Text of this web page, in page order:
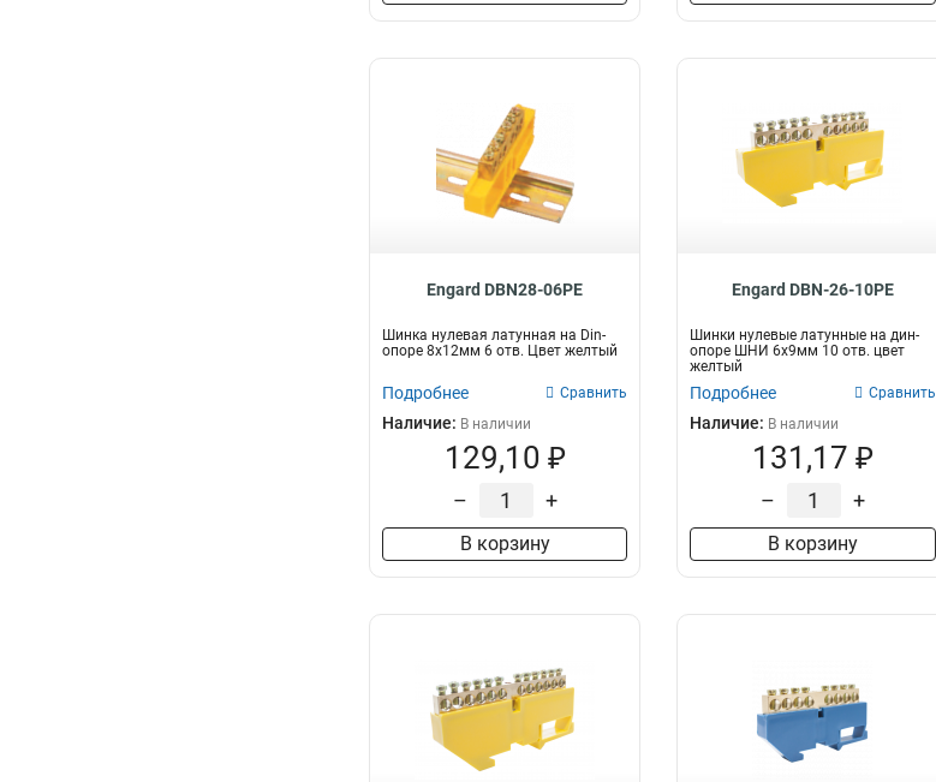
Engard DBN28-06PE
Шинка нулевая латунная на Din-
опоре 8х12мм 6 отв. Цвет желтый
Подробнее Сравнить
Наличие: В наличии
129,10 ₽
– +
В корзину
Engard DBN-26-10PE
Шинки нулевые латунные на дин-
опоре ШНИ 6х9мм 10 отв. цвет
желтый
Подробнее Сравнить
Наличие: В наличии
131,17 ₽
– +
В корзину